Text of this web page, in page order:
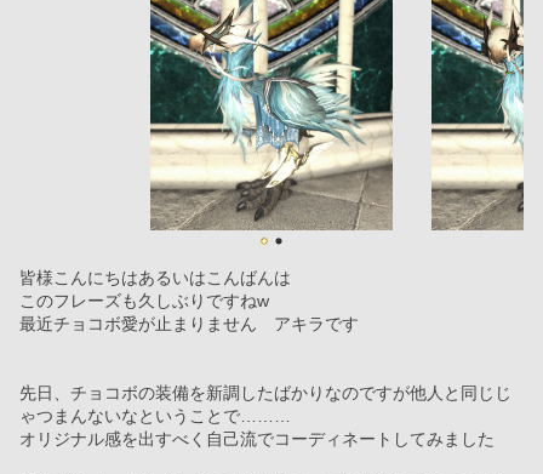
皆様こんにちはあるいはこんばんは
このフレーズも久しぶりですねw
最近チョコボ愛が止まりません　アキラです
先日、チョコボの装備を新調したばかりなのですが他人と同じじ
ゃつまんないなということで………
オリジナル感を出すべく自己流でコーディネートしてみました